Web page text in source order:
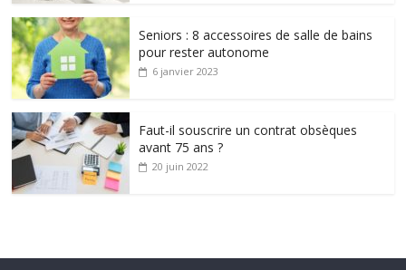
Seniors : 8 accessoires de salle de bains
pour rester autonome
6 janvier 2023
Faut-il souscrire un contrat obsèques
avant 75 ans ?
20 juin 2022